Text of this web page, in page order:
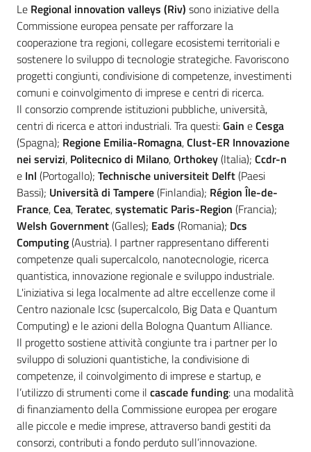
Le Regional innovation valleys (Riv) sono iniziative della
Commissione europea pensate per rafforzare la
cooperazione tra regioni, collegare ecosistemi territoriali e
sostenere lo sviluppo di tecnologie strategiche. Favoriscono
progetti congiunti, condivisione di competenze, investimenti
comuni e coinvolgimento di imprese e centri di ricerca.
Il consorzio comprende istituzioni pubbliche, università,
centri di ricerca e attori industriali. Tra questi:Gain eCesga
(Spagna); Regione Emilia-Romagna,Clust-ER Innovazione
nei servizi, Politecnico di Milano,Orthokey(Italia); Ccdr-n
e Inl (Portogallo); Technische universiteit Delft(Paesi
Bassi); Università di Tampere(Finlandia); Région Île-de-
France,Cea,Teratec,systematic Paris-Region (Francia);
Welsh Government(Galles); Eads (Romania); Dcs
Computing(Austria). I partner rappresentano differenti
competenze quali supercalcolo, nanotecnologie, ricerca
quantistica, innovazione regionale e sviluppo industriale.
L'iniziativa si lega localmente ad altre eccellenze come il
Centro nazionale Icsc (supercalcolo, Big Data e Quantum
Computing) e le azioni della Bologna Quantum Alliance.
Il progetto sostiene attività congiunte tra i partner per lo
sviluppo di soluzioni quantistiche, la condivisione di
competenze, il coinvolgimento di imprese e startup, e
l’utilizzo di strumenti come il cascade funding: una modalità
di finanziamento della Commissione europea per erogare
alle piccole e medie imprese, attraverso bandi gestiti da
consorzi, contributi a fondo perduto sull’innovazione.